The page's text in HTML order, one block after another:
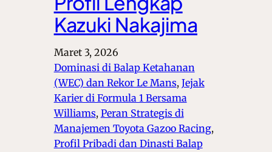
Kazuki Nakajima
Maret 3, 2026
Dominasi di Balap Ketahanan
(WEC) dan Rekor Le Mans, Jejak
Karier di Formula 1 Bersama
Williams, Peran Strategis di
Manajemen Toyota Gazoo Racing ,
Profil Pribadi dan Dinasti Balap